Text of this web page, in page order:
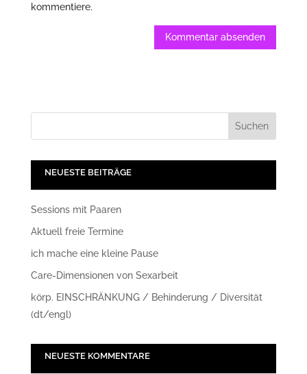
kommentiere.
NEUESTE BEITRÄGE
Sessions mit Paaren
Aktuell freie Termine
ich mache eine kleine Pause
Care-Dimensionen von Sexarbeit
körp. EINSCHRÄNKUNG / Behinderung / Diversität
(dt/engl)
NEUESTE KOMMENTARE